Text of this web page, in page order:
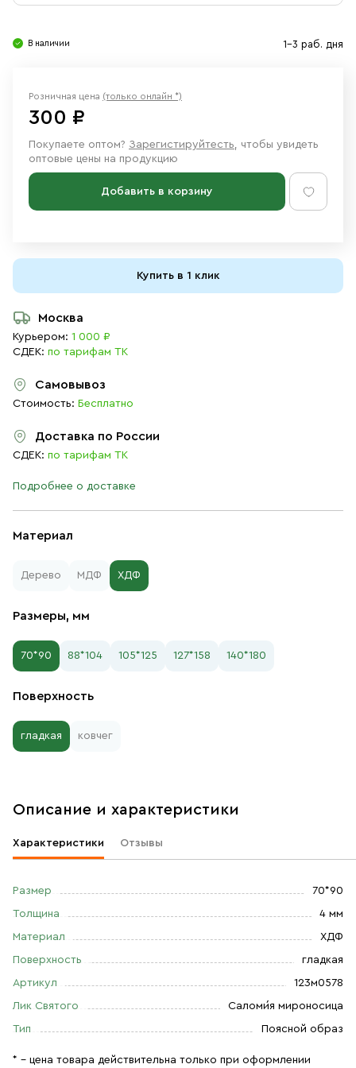
Свечи
Ювелирные изделия
В наличии 1-3 раб. дня
Материал
Дерево МДФ ХДФ
Размеры, мм
70*90 88*104 105*125 127*158 140*180
Поверхность
гладкая ковчег
Розничная цена (только онлайн *)
300 ₽
Покупаете оптом? Зарегистируйтесть, чтобы увидеть
оптовые цены на продукцию
Добавить в корзину
Купить в 1 клик
Москва
Курьером: 1 000 ₽
СДЕК: по тарифам ТК
Самовывоз
Стоимость: Бесплатно
Доставка по России
СДЕК: по тарифам ТК
Подробнее о доставке
Описание и характеристики
Характеристики Отзывы
Размер 70*90
Толщина 4 мм
Материал ХДФ
Поверхность гладкая
Артикул 123м0578
Лик Святого Саломи́я мироносица
Тип Поясной образ
* – цена товара действительна только при оформлении